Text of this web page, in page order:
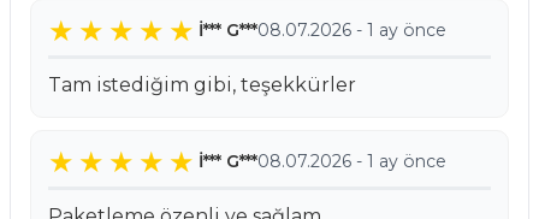
İ*** G***08.07.2026 - 1 ay önce
Tam istediğim gibi, teşekkürler
İ*** G***08.07.2026 - 1 ay önce